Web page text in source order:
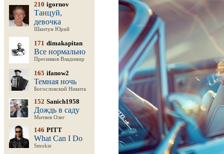
210 igornov
Танцуй,
девочка
Шкитун Юрий
171 dimakapitan
Все нормально
Пресняков Владимир
165 ifanow2
Темная ночь
Богословский Никита
152 Sanich1958
Дождь в саду
Митяев Олег
146 PITT
What Can I Do
Smokie